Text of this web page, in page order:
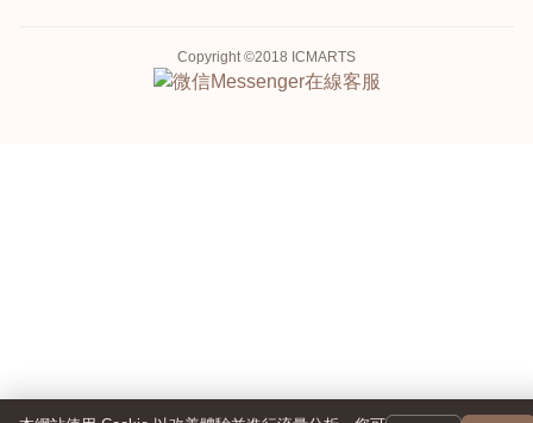
Copyright ©2018 ICMARTS
Messenger在線客服